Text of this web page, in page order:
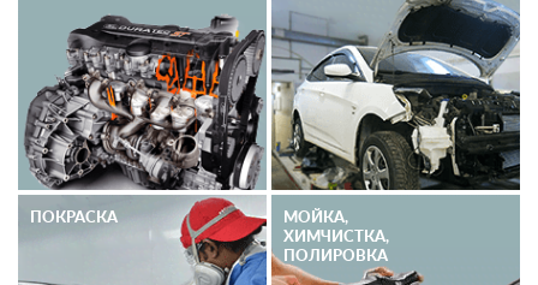
ПОКРАСКА
МОЙКА,
ХИМЧИСТКА,
ПОЛИРОВКА